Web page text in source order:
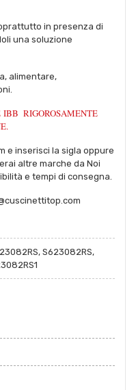
in presenza di
una soluzione
alimentare,
IBB RIGOROSAMENTE
e inserisci la sigla oppure
altre marche da Noi
e tempi di consegna.
S623082RS,